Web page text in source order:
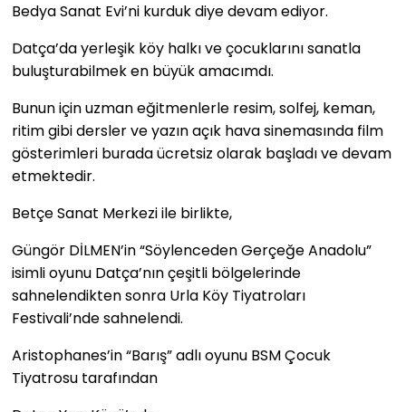
Bedya Sanat Evi’ni kurduk diye devam ediyor.
Datça’da yerleşik köy halkı ve çocuklarını sanatla
buluşturabilmek en büyük amacımdı.
Bunun için uzman eğitmenlerle resim, solfej, keman,
ritim gibi dersler ve yazın açık hava sinemasında film
gösterimleri burada ücretsiz olarak başladı ve devam
etmektedir.
Betçe Sanat Merkezi ile birlikte,
Güngör DİLMEN’in “Söylenceden Gerçeğe Anadolu”
isimli oyunu Datça’nın çeşitli bölgelerinde
sahnelendikten sonra Urla Köy Tiyatroları
Festivali’nde sahnelendi.
Aristophanes’in “Barış” adlı oyunu BSM Çocuk
Tiyatrosu tarafından